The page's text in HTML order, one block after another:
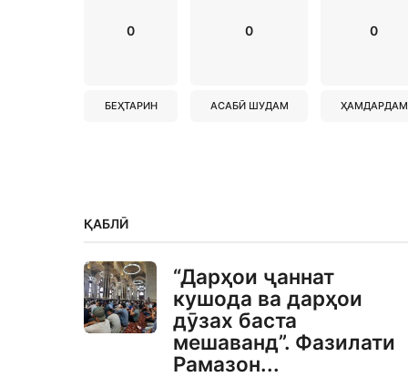
0
БЕҲТАРИН
0
АСАБӢ ШУДАМ
0
ҲАМДАРДАМ
ҚАБЛӢ
“Дарҳои ҷаннат
кушода ва дарҳои
дӯзах баста
мешаванд”. Фазилати
Рамазон...